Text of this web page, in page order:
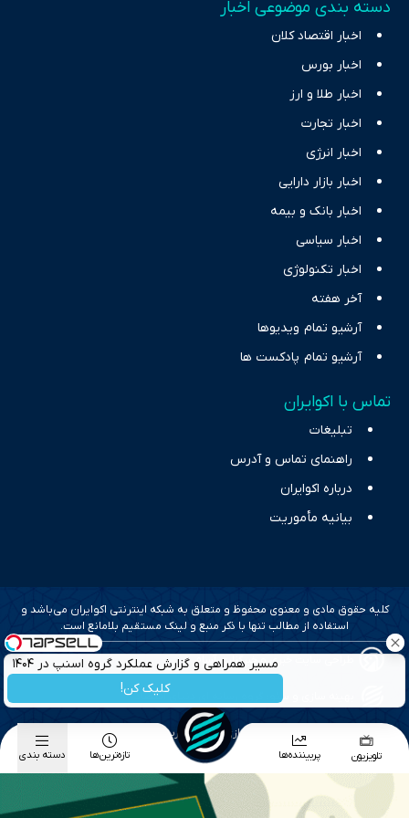
مسیر همراهی و گزارش عملکرد گروه اسنپ در ۱۴۰۴
کلیک کن!
دسته بندی موضوعی اخبار
اخبار اقتصاد کلان
اخبار بورس
اخبار طلا و ارز
اخبار تجارت
اخبار انرژی
اخبار بازار دارایی
اخبار بانک و بیمه
اخبار سیاسی
اخبار تکنولوژی
آخر هفته
آرشیو تمام ویدیوها
آرشیو تمام پادکست ها
تماس با اکوایران
تبلیغات
راهنمای تماس و آدرس
درباره اکوایران
بیانیه مأموریت
کلیه حقوق مادی و معنوی محفوظ و متعلق به شبکه اینترنتی اکوایران می‌باشد و
استفاده از مطالب تنها با ذکر منبع و لینک مستقیم بلامانع است.
طراحی سایت خبری و خبرگزاری آسام
بهینه سازی و سئو؛ گروه رسانه ای دنیای اقتصاد
طراحی گرافیک و پیاده سازی؛ برآیند تجربه
تلویزیون پربیننده‌ها تازه‌ترین‌ها دسته بندی